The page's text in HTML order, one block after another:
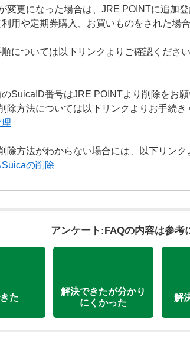
変更になった場合は、JRE POINTに追加登
用や定期券購入、お買いものをされた場
については以下リンクよりご確認ください
SuicaID番号はJRE POINTより削除をお願
除方法については以下リンクよりお手続き
除方法がわからない場合には、以下リンク
の削除
アンケート:FAQの内容は参考
た
解決できたが分かり
にくかった
解